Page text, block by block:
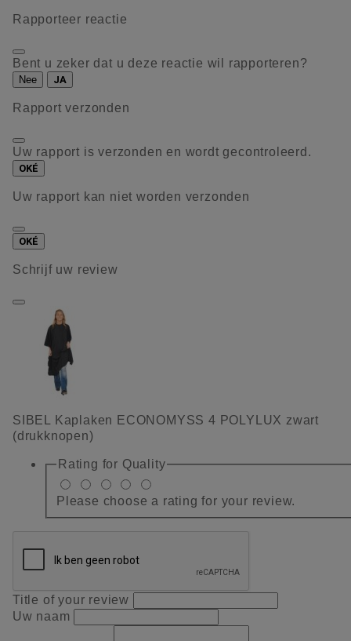
Rapporteer reactie
Bent u zeker dat u deze reactie wil rapporteren?
Nee JA
Rapport verzonden
Uw rapport is verzonden en wordt gecontroleerd.
OKÉ
Uw rapport kan niet worden verzonden
OKÉ
Schrijf uw review
SIBEL Kaplaken ECONOMYSS 4 POLYLUX zwart
(drukknopen)
Rating for Quality
Please choose a rating for your review.
Title of your review
Uw naam